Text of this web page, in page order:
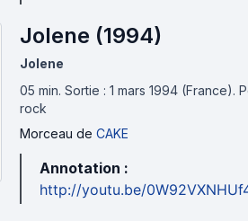
Jolene (1994)
Jolene
05 min. Sortie : 1 mars 1994 (France).
rock
Morceau de CAKE
Annotation :
http://youtu.be/